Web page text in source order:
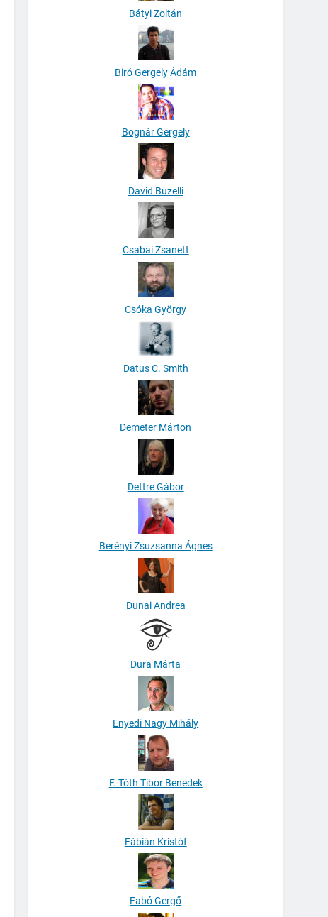
Bátyi Zoltán
Biró Gergely Ádám
Bognár Gergely
David Buzelli
Csabai Zsanett
Csóka György
Datus C. Smith
Demeter Márton
Dettre Gábor
Berényi Zsuzsanna Ágnes
Dunai Andrea
Dura Márta
Enyedi Nagy Mihály
F. Tóth Tibor Benedek
Fábián Kristóf
Fabó Gergő